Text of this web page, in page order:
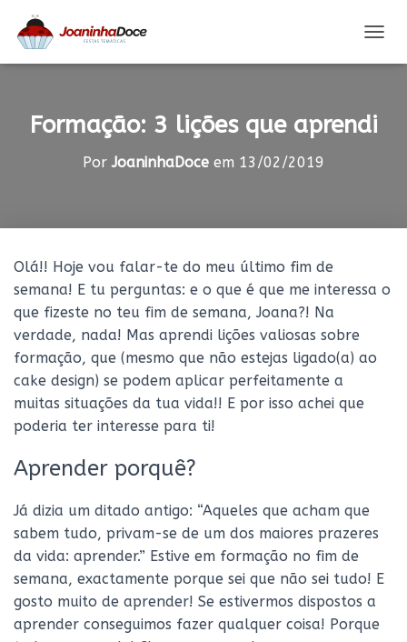
L
R
N
A
Formação: 3 lições que aprendi
PorJoaninhaDoce em 13/02/2019
Olá!! Hoje vou falar-te do meu último fim de
semana! E tu perguntas: e o que é que me interessa o
que fizeste no teu fim de semana, Joana?! Na
verdade, nada! Mas aprendi lições valiosas sobre
formação, que (mesmo que não estejas ligado(a) ao
cake design) se podem aplicar perfeitamente a
muitas situações da tua vida!! E por isso achei que
poderia ter interesse para ti!
Aprender porquê?
Já dizia um ditado antigo: “Aqueles que acham que
sabem tudo, privam-se de um dos maiores prazeres
da vida: aprender.” Estive em formação no fim de
semana, exactamente porque sei que não sei tudo! E
gosto muito de aprender! Se estivermos dispostos a
aprender conseguimos fazer qualquer coisa! Porque